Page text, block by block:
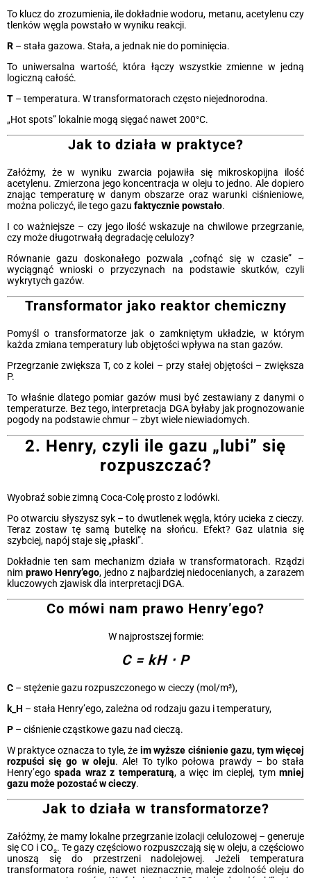
To klucz do zrozumienia, ile dokładnie wodoru, metanu, acetylenu czy
tlenków węgla powstało w wyniku reakcji.
R – stała gazowa. Stała, a jednak nie do pominięcia.
To uniwersalna wartość, która łączy wszystkie zmienne w jedną
logiczną całość.
T – temperatura. W transformatorach często niejednorodna.
„Hot spots” lokalnie mogą sięgać nawet 200°C.
Jak to działa w praktyce?
Załóżmy, że w wyniku zwarcia pojawiła się mikroskopijna ilość
acetylenu. Zmierzona jego koncentracja w oleju to jedno. Ale dopiero
znając temperaturę w danym obszarze oraz warunki ciśnieniowe,
można policzyć, ile tego gazu faktycznie powstało.
I co ważniejsze – czy jego ilość wskazuje na chwilowe przegrzanie,
czy może długotrwałą degradację celulozy?
Równanie gazu doskonałego pozwala „cofnąć się w czasie” –
wyciągnąć wnioski o przyczynach na podstawie skutków, czyli
wykrytych gazów.
Transformator jako reaktor chemiczny
Pomyśl o transformatorze jak o zamkniętym układzie, w którym
każda zmiana temperatury lub objętości wpływa na stan gazów.
Przegrzanie zwiększa T, co z kolei – przy stałej objętości – zwiększa
P.
To właśnie dlatego pomiar gazów musi być zestawiany z danymi o
temperaturze. Bez tego, interpretacja DGA byłaby jak prognozowanie
pogody na podstawie chmur – zbyt wiele niewiadomych.
2. Henry, czyli ile gazu „lubi” się
rozpuszczać?
Wyobraź sobie zimną Coca-Colę prosto z lodówki.
Po otwarciu słyszysz syk – to dwutlenek węgla, który ucieka z cieczy.
Teraz zostaw tę samą butelkę na słońcu. Efekt? Gaz ulatnia się
szybciej, napój staje się „płaski”.
Dokładnie ten sam mechanizm działa w transformatorach. Rządzi
nim prawo Henry’ego, jedno z najbardziej niedocenianych, a zarazem
kluczowych zjawisk dla interpretacji DGA.
Co mówi nam prawo Henry’ego?
W najprostszej formie:
C = kH ⋅ P
C – stężenie gazu rozpuszczonego w cieczy (mol/m³),
k_H – stała Henry’ego, zależna od rodzaju gazu i temperatury,
P – ciśnienie cząstkowe gazu nad cieczą.
W praktyce oznacza to tyle, że im wyższe ciśnienie gazu, tym więcej
rozpuści się go w oleju. Ale! To tylko połowa prawdy – bo stała
Henry’egospada wraz z temperaturą, a więc im cieplej, tymmniej
gazu może pozostać w cieczy.
Jak to działa w transformatorze?
Załóżmy, że mamy lokalne przegrzanie izolacji celulozowej – generuje
się CO i CO₂. Te gazy częściowo rozpuszczają się w oleju, a częściowo
unoszą się do przestrzeni nadolejowej. Jeżeli temperatura
transformatora rośnie, nawet nieznacznie, maleje zdolność oleju do